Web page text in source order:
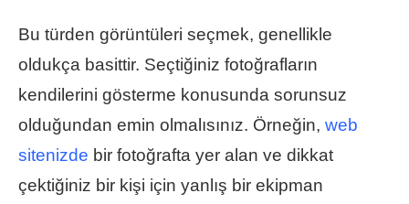
Bu türden görüntüleri seçmek, genellikle
oldukça basittir. Seçtiğiniz fotoğrafların
kendilerini gösterme konusunda sorunsuz
olduğundan emin olmalısınız. Örneğin, web
sitenizde bir fotoğrafta yer alan ve dikkat
çektiğiniz bir kişi için yanlış bir ekipman